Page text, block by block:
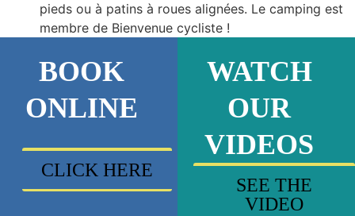
pieds ou à patins à roues alignées. Le camping est
membre de Bienvenue cycliste !
BOOK
ONLINE
CLICK HERE
WATCH
OUR
VIDEOS
SEE THE
VIDEO